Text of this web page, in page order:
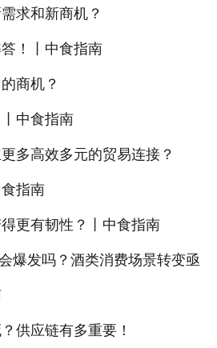
求和新商机？
！丨中食指南
商机？
中食指南
多高效多元的贸易连接？
指南
更有韧性？丨中食指南
爆发吗？酒类消费场景转变亟
供应链有多重要！